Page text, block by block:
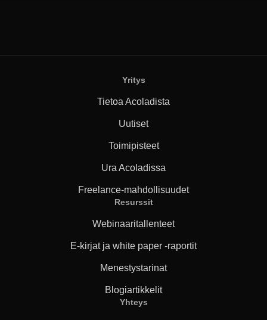
Yritys
Tietoa Acoladista
Uutiset
Toimipisteet
Ura Acoladissa
Freelance-mahdollisuudet
Resurssit
Webinaaritallenteet
E-kirjat ja white paper -raportit
Menestystarinat
Blogiartikkelit
Yhteys